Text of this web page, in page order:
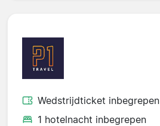
Wedstrijdticket inbegrepen
1 hotelnacht inbegrepen